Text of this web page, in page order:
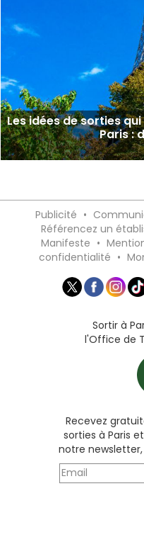
Les idées de sorties
Paris :
Publicité •
Référencez un
Manifeste •
confidentialité •
Sortir à
l'Office de
Recevez
sorties à Paris
notre